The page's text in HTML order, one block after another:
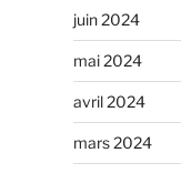
juin 2024
mai 2024
avril 2024
mars 2024